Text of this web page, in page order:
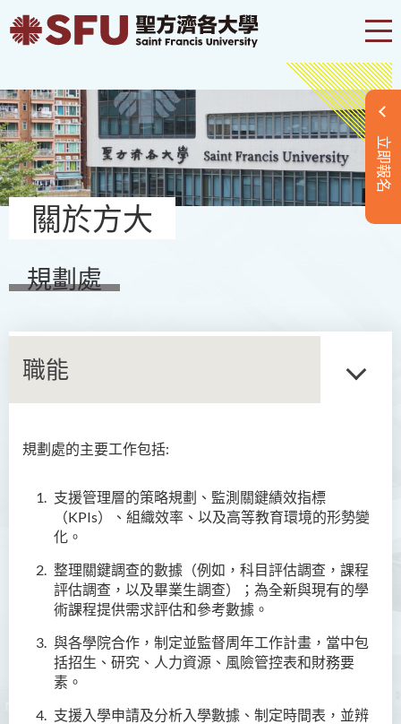
立即報名
關於方大
規劃處
職能
規劃處的主要工作包括:
支援管理層的策略規劃、監測關鍵績效指標
（KPIs）、組織效率、以及高等教育環境的形勢變
化。
整理關鍵調查的數據（例如，科目評估調查，課程
評估調查，以及畢業生調查）；為全新與現有的學
術課程提供需求評估和參考數據。
與各學院合作，制定並監督周年工作計畫，當中包
括招生、研究、人力資源、風險管控表和財務要
素。
支援入學申請及分析入學數據、制定時間表，並辨
職能